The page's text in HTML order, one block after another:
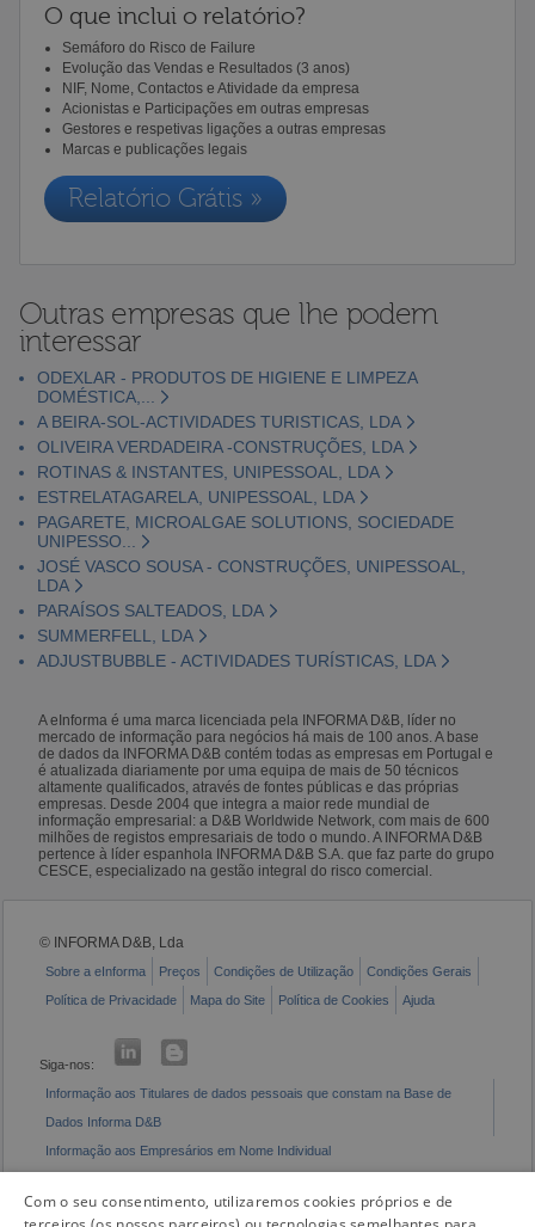
O que inclui o relatório?
Semáforo do Risco de Failure
Evolução das Vendas e Resultados (3 anos)
NIF, Nome, Contactos e Atividade da empresa
Acionistas e Participações em outras empresas
Gestores e respetivas ligações a outras empresas
Marcas e publicações legais
Relatório Grátis »
Outras empresas que lhe podem
interessar
ODEXLAR - PRODUTOS DE HIGIENE E LIMPEZA
DOMÉSTICA,...
A BEIRA-SOL-ACTIVIDADES TURISTICAS, LDA
OLIVEIRA VERDADEIRA -CONSTRUÇÕES, LDA
ROTINAS & INSTANTES, UNIPESSOAL, LDA
ESTRELATAGARELA, UNIPESSOAL, LDA
PAGARETE, MICROALGAE SOLUTIONS, SOCIEDADE
UNIPESSO...
JOSÉ VASCO SOUSA - CONSTRUÇÕES, UNIPESSOAL,
LDA
PARAÍSOS SALTEADOS, LDA
SUMMERFELL, LDA
ADJUSTBUBBLE - ACTIVIDADES TURÍSTICAS, LDA
A eInforma é uma marca licenciada pela INFORMA D&B, líder no
mercado de informação para negócios há mais de 100 anos. A base
de dados da INFORMA D&B contém todas as empresas em Portugal e
é atualizada diariamente por uma equipa de mais de 50 técnicos
altamente qualificados, através de fontes públicas e das próprias
empresas. Desde 2004 que integra a maior rede mundial de
informação empresarial: a D&B Worldwide Network, com mais de 600
milhões de registos empresariais de todo o mundo. A INFORMA D&B
pertence à líder espanhola INFORMA D&B S.A. que faz parte do grupo
CESCE, especializado na gestão integral do risco comercial.
© INFORMA D&B, Lda
Sobre a eInforma Preços Condições de Utilização
Condições Gerais
Política de Privacidade
Mapa do Site Política de Cookies Ajuda
Siga-nos:
Informação aos Titulares de dados pessoais que constam na Base de
Dados Informa D&B
Informação aos Empresários em Nome Individual
Com o seu consentimento, utilizaremos cookies próprios e de